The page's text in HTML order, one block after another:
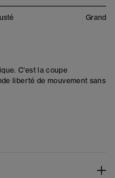
Grand
C'est la coupe
liberté de mouvement sans